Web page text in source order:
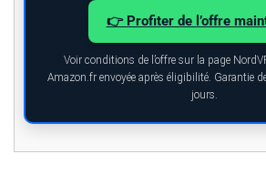
👉 Profiter de l’offre
Voir conditions de l’offre sur la page
Amazon.fr envoyée après éligibilité. Garantie
jours.